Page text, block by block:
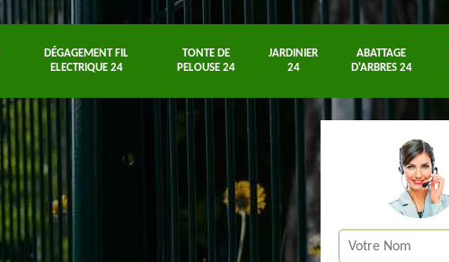
DÉGAGEMENT FIL
ELECTRIQUE 24
TONTE DE
PELOUSE 24
JARDINIER
24
ABATTAGE
D'ARBRES 24